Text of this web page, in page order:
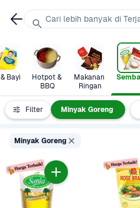
Bayi
Hotpot &
BBQ
Makanan
Ringan
Filter
Beras Minyak Goreng
Minyak Goreng
Cari lebih banyak di